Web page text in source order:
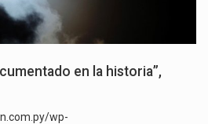
en la historia”,
wp-